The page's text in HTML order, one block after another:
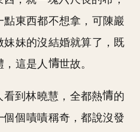
東西都不想拿，可陳巖
妹妹的沒結婚就算了，既
，這是人 世故。
到林曉慧，全都熱
的
個嘖嘖稱奇，都說沒發